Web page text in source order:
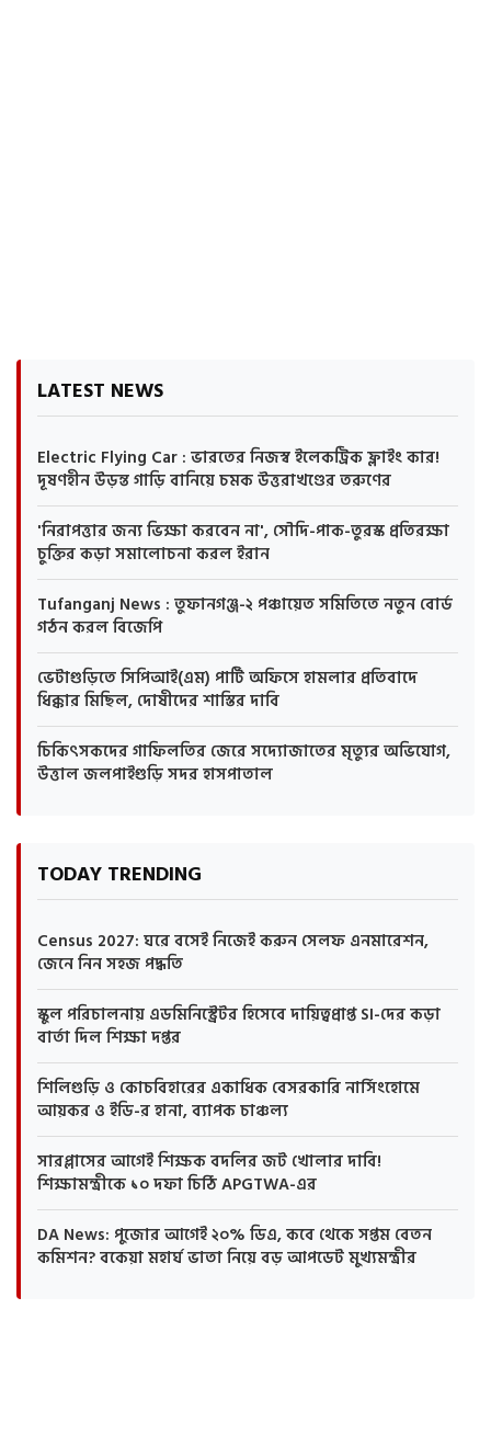
LATEST NEWS
Electric Flying Car : ভারতের নিজস্ব ইলেকট্রিক ফ্লাইং কার!
দূষণহীন উড়ন্ত গাড়ি বানিয়ে চমক উত্তরাখণ্ডের তরুণের
'নিরাপত্তার জন্য ভিক্ষা করবেন না', সৌদি-পাক-তুরস্ক প্রতিরক্ষা
চুক্তির কড়া সমালোচনা করল ইরান
Tufanganj News : তুফানগঞ্জ-২ পঞ্চায়েত সমিতিতে নতুন বোর্ড
গঠন করল বিজেপি
ভেটাগুড়িতে সিপিআই(এম) পার্টি অফিসে হামলার প্রতিবাদে
ধিক্কার মিছিল, দোষীদের শাস্তির দাবি
চিকিৎসকদের গাফিলতির জেরে সদ্যোজাতের মৃত্যুর অভিযোগ,
উত্তাল জলপাইগুড়ি সদর হাসপাতাল
TODAY TRENDING
Census 2027: ঘরে বসেই নিজেই করুন সেলফ এনমারেশন,
জেনে নিন সহজ পদ্ধতি
স্কুল পরিচালনায় এডমিনিস্ট্রেটর হিসেবে দায়িত্বপ্রাপ্ত SI-দের কড়া
বার্তা দিল শিক্ষা দপ্তর
শিলিগুড়ি ও কোচবিহারের একাধিক বেসরকারি নার্সিংহোমে
আয়কর ও ইডি-র হানা, ব্যাপক চাঞ্চল্য
সারপ্লাসের আগেই শিক্ষক বদলির জট খোলার দাবি!
শিক্ষামন্ত্রীকে ১০ দফা চিঠি APGTWA-এর
DA News: পুজোর আগেই ২০% ডিএ, কবে থেকে সপ্তম বেতন
কমিশন? বকেয়া মহার্ঘ ভাতা নিয়ে বড় আপডেট মুখ্যমন্ত্রীর